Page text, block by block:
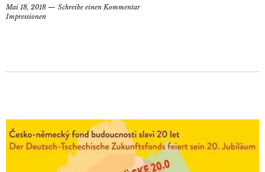
Mai 18, 2018
Schreibe einen Kommentar
Impressionen